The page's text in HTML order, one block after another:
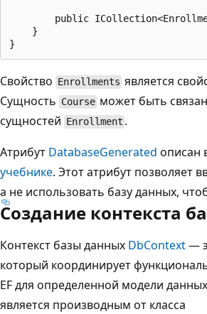
public
    }
Свойство Enrollments является
Сущность Course может быть
сущностей Enrollment .
Атрибут DatabaseGenerated описан
учебнике. Этот атрибут позволяет
а не использовать базу данных,
Создание контекста
Контекст базы данных DbContext—
который координирует
EF для определенной модели
является производным от класса